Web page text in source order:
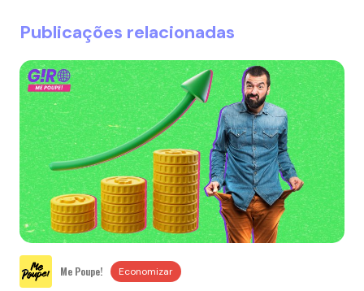
Publicações relacionadas
Me Poupe! Economizar